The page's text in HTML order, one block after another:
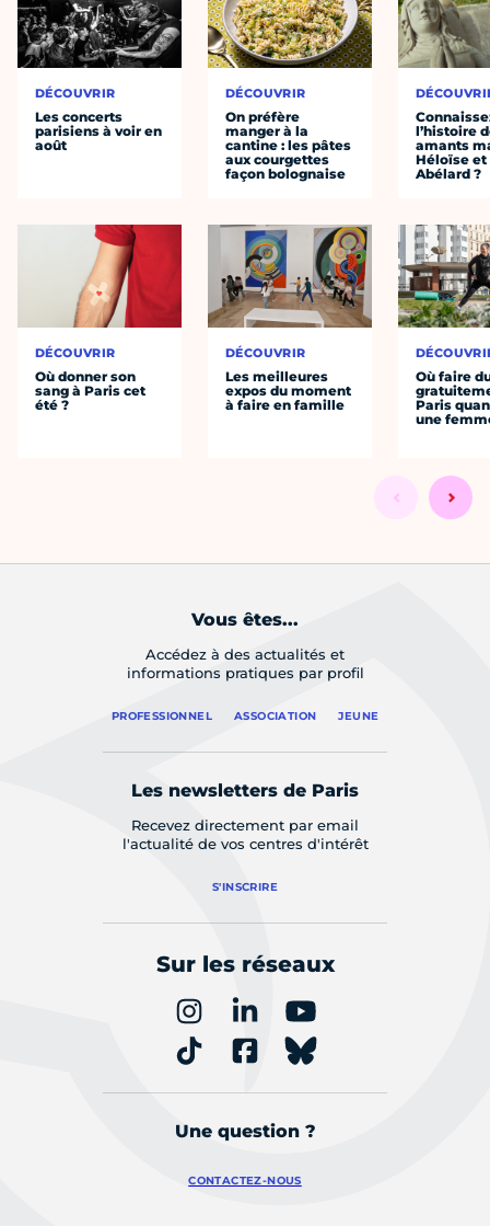
DÉCOUVRIR
Les concerts
parisiens à voir en
août
DÉCOUVRIR
Où donner son
sang à Paris cet
été ?
DÉCOUVRIR
On préfère
manger à la
cantine : les pâtes
aux courgettes
façon bolognaise
DÉCOUVRIR
Les meilleures
expos du moment
à faire en famille
l’histoire
amants
Héloïse et
Abélard ?
Où faire
Paris
une
Vous êtes...
Accédez à des actualités et
informations pratiques par profil
PROFESSIONNEL ASSOCIATION JEUNE
Les newsletters de Paris
Recevez directement par email
l'actualité de vos centres d'intérêt
S'INSCRIRE
Sur les réseaux
Une question ?
CONTACTEZ-NOUS